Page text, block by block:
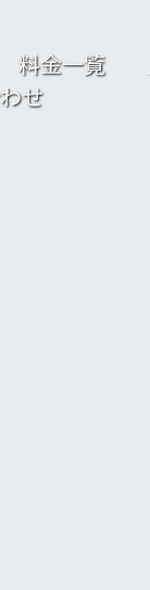
料金一覧
せ